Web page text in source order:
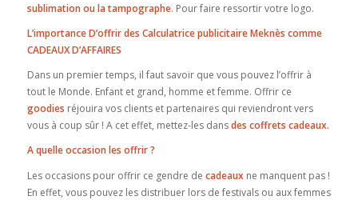
sublimation ou la tampographe. Pour faire ressortir votre logo.
L’importance D’offrir des Calculatrice publicitaire Meknès comme
CADEAUX D’AFFAIRES
Dans un premier temps, il faut savoir que vous pouvez l’offrir à
tout le Monde. Enfant et grand, homme et femme. Offrir ce
goodies réjouira vos clients et partenaires qui reviendront vers
vous à coup sûr ! A cet effet, mettez-les dansdes coffrets cadeaux.
A quelle occasion les offrir ?
Les occasions pour offrir ce gendre de cadeauxne manquent pas !
En effet, vous pouvez les distribuer lors de festivals ou aux femmes